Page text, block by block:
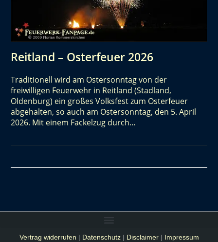
Reitland – Osterfeuer 2026
Traditionell wird am Ostersonntag von der
freiwilligen Feuerwehr in Reitland (Stadland,
Oldenburg) ein großes Volksfest zum Osterfeuer
abgehalten, so auch am Ostersonntag, den 5. April
2026. Mit einem Fackelzug durch…
Vertrag widerrufen | Datenschutz| Disclaimer| Impressum